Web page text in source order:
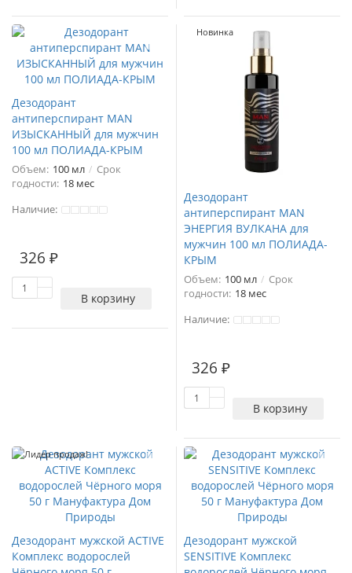
Дезодорант
антиперспирант MAN
ИЗЫСКАННЫЙ для мужчин
100 мл ПОЛИАДА-КРЫМ
Объем: 100 мл
Срок
годности: 18 мес
Наличие:
326 ₽
В корзину
Новинка
Дезодорант
антиперспирант MAN
ЭНЕРГИЯ ВУЛКАНА для
мужчин 100 мл ПОЛИАДА-
КРЫМ
Объем: 100 мл
Срок
годности: 18 мес
Наличие:
326 ₽
В корзину
Лидер продаж!
Дезодорант мужской ACTIVE
Комплекс водорослей
Дезодорант мужской
SENSITIVE Комплекс